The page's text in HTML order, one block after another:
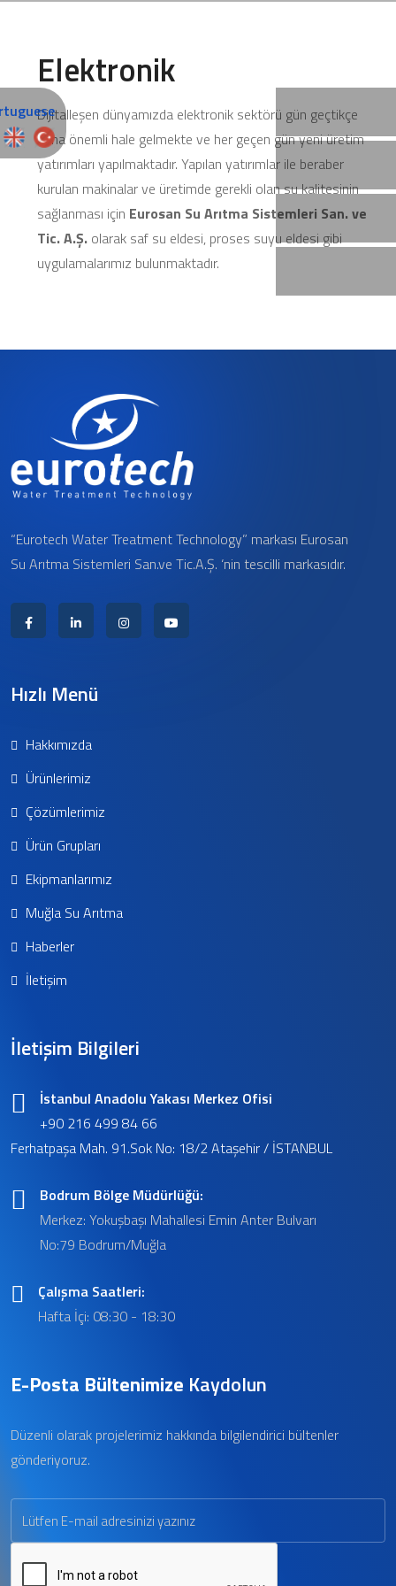
Elektronik
Dijitalleşen dünyamızda elektronik sektörü gün geçtikçe
daha önemli hale gelmekte ve her geçen gün yeni üretim
yatırımları yapılmaktadır. Yapılan yatırımlar ile beraber
kurulan makinalar ve üretimde gerekli olan su kalitesinin
sağlanması için Eurosan Su Arıtma Sistemleri San. ve
Tic. A.Ş. olarak saf su eldesi, proses suyu eldesi gibi
uygulamalarımız bulunmaktadır.
“Eurotech Water Treatment Technology” markası Eurosan
Su Arıtma Sistemleri San.ve Tic.A.Ş. ‘nin tescilli markasıdır.
Hızlı Menü
Hakkımızda
Ürünlerimiz
Çözümlerimiz
Ürün Grupları
Ekipmanlarımız
Muğla Su Arıtma
Haberler
İletişim
İletişim Bilgileri
İstanbul Anadolu Yakası Merkez Ofisi
+90 216 499 84 66
Ferhatpaşa Mah. 91.Sok No: 18/2 Ataşehir / İSTANBUL
Bodrum Bölge Müdürlüğü:
Merkez: Yokuşbaşı Mahallesi Emin Anter Bulvarı
No:79 Bodrum/Muğla
Çalışma Saatleri:
Hafta İçi: 08:30 - 18:30
E-Posta Bültenimize Kaydolun
Düzenli olarak projelerimiz hakkında bilgilendirici bültenler
gönderiyoruz.